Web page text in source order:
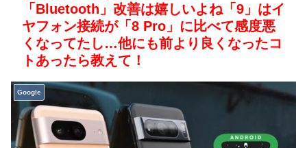
「Bluetooth」改善は嬉しいよね「9」はイ
ヤフォン接続が「8 Pro」に比べて感度悪
くなってたし…他にも前より良くなったコ
トあったら教えて！
Google